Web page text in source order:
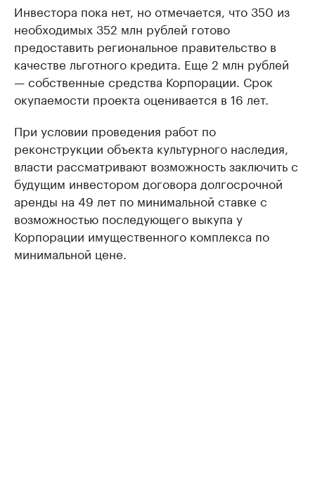
Инвестора пока нет, но отмечается, что 350 из
необходимых 352 млн рублей готово
предоставить региональное правительство в
качестве льготного кредита. Еще 2 млн рублей
— собственные средства Корпорации. Срок
окупаемости проекта оценивается в 16 лет.
При условии проведения работ по
реконструкции объекта культурного наследия,
власти рассматривают возможность заключить с
будущим инвестором договора долгосрочной
аренды на 49 лет по минимальной ставке с
возможностью последующего выкупа у
Корпорации имущественного комплекса по
минимальной цене.